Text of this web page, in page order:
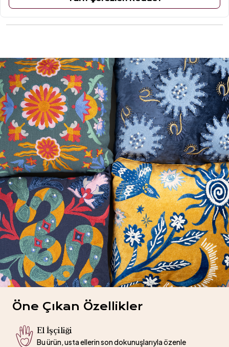
ÜRÜN YORUMLARI
Öne Çıkan Özellikler
El İşçiliği
Bu ürün, usta ellerin son dokunuşlarıyla özenle